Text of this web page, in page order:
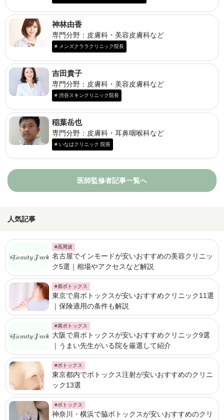
神林由香
専門分野：皮膚科・美容皮膚科など
# メンズクララクリニック院長
吉田貴子
専門分野：皮膚科・美容皮膚科など
# 渋谷スキンクリニック院長
稲葉岳也
専門分野：皮膚科・耳鼻咽喉科など
# いなばクリニック 院長
医師監修者記事一覧へ
人気記事
#高周波
名古屋でインモードが安いおすすめの美容クリニッ
ク5選｜相場やアクセスなど解説
#肩ボトックス
東京で肩ボトックスが安いおすすめクリニック11選
｜保険適用の条件も解説
#肩ボトックス
大阪で肩ボトックスが安いおすすめクリニック9選
｜うまい先生がいる院を厳選して紹介
#ボトックス
東京都内でボトックス注射が安いおすすめのクリニ
ック13選
#ボトックス
神奈川・横浜で脇ボトックスが安いおすすめのクリ